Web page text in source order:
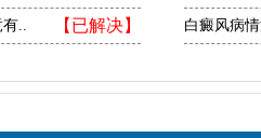
【已解决】
.. 白癜风病